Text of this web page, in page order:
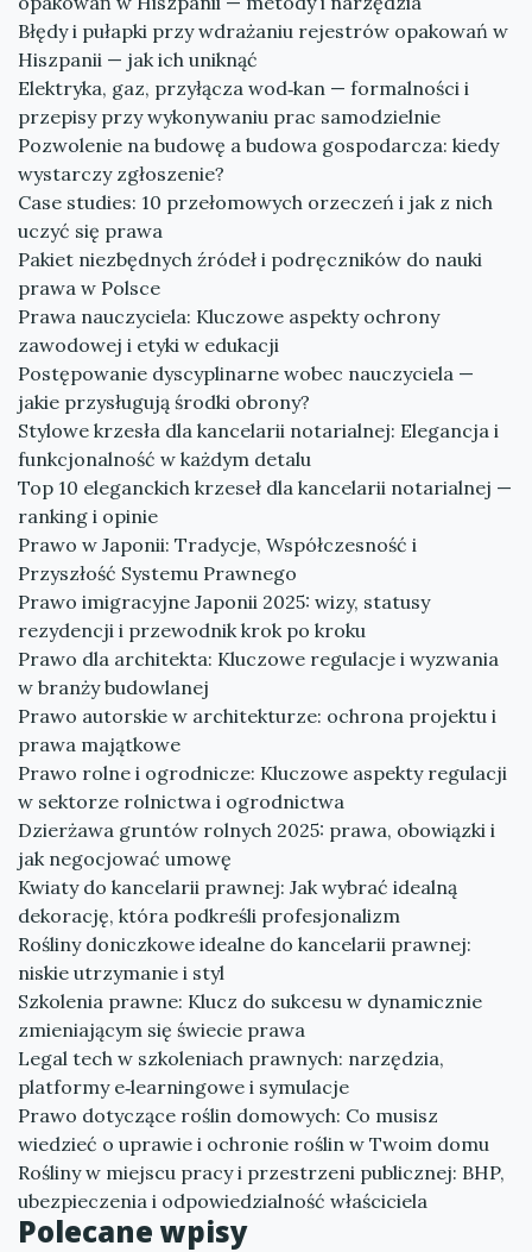
Błędy i pułapki przy wdrażaniu rejestrów opakowań w
Hiszpanii — jak ich uniknąć
Elektryka, gaz, przyłącza wod‑kan — formalności i
przepisy przy wykonywaniu prac samodzielnie
Pozwolenie na budowę a budowa gospodarcza: kiedy
wystarczy zgłoszenie?
Case studies: 10 przełomowych orzeczeń i jak z nich
uczyć się prawa
Pakiet niezbędnych źródeł i podręczników do nauki
prawa w Polsce
Prawa nauczyciela: Kluczowe aspekty ochrony
zawodowej i etyki w edukacji
Postępowanie dyscyplinarne wobec nauczyciela —
jakie przysługują środki obrony?
Stylowe krzesła dla kancelarii notarialnej: Elegancja i
funkcjonalność w każdym detalu
Top 10 eleganckich krzeseł dla kancelarii notarialnej —
ranking i opinie
Prawo w Japonii: Tradycje, Współczesność i
Przyszłość Systemu Prawnego
Prawo imigracyjne Japonii 2025: wizy, statusy
rezydencji i przewodnik krok po kroku
Prawo dla architekta: Kluczowe regulacje i wyzwania
w branży budowlanej
Prawo autorskie w architekturze: ochrona projektu i
prawa majątkowe
Prawo rolne i ogrodnicze: Kluczowe aspekty regulacji
w sektorze rolnictwa i ogrodnictwa
Dzierżawa gruntów rolnych 2025: prawa, obowiązki i
jak negocjować umowę
Kwiaty do kancelarii prawnej: Jak wybrać idealną
dekorację, która podkreśli profesjonalizm
Rośliny doniczkowe idealne do kancelarii prawnej:
niskie utrzymanie i styl
Szkolenia prawne: Klucz do sukcesu w dynamicznie
zmieniającym się świecie prawa
Legal tech w szkoleniach prawnych: narzędzia,
platformy e‑learningowe i symulacje
Prawo dotyczące roślin domowych: Co musisz
wiedzieć o uprawie i ochronie roślin w Twoim domu
Rośliny w miejscu pracy i przestrzeni publicznej: BHP,
ubezpieczenia i odpowiedzialność właściciela
Polecane wpisy